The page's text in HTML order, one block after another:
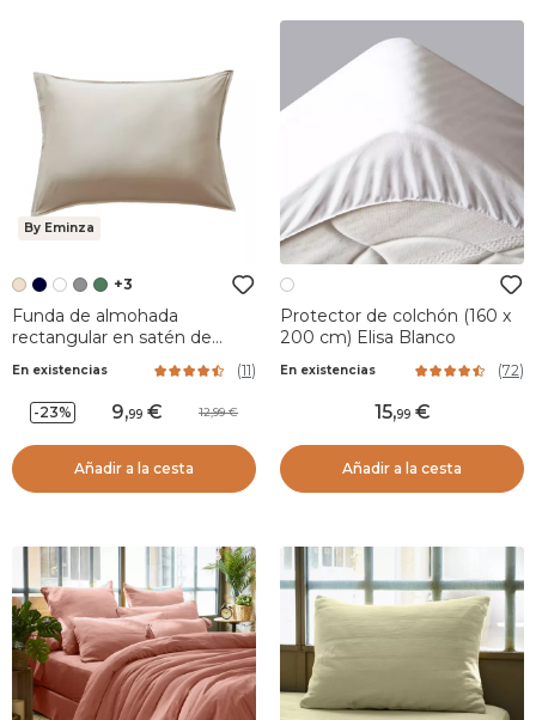
By Eminza
+3
Funda de almohada
rectangular en satén de
Beige pampa
En existencias (11)
-23% 9,99 12,99
Añadir a la cesta
Protector de colchón (160 x
200 cm) Elisa Blanco
En existencias (72)
15,99
Añadir a la cesta